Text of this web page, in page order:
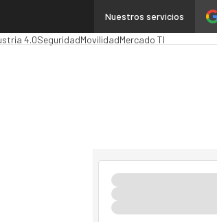
Nuestros servicios
Administración PúblicaMarTechCloud
4.0SeguridadMovilidadMercado TI